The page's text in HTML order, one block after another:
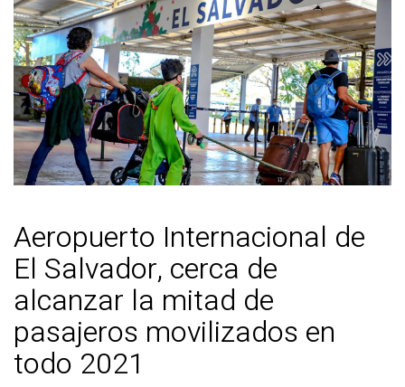
Aeropuerto Internacional de
El Salvador, cerca de
alcanzar la mitad de
pasajeros movilizados en
todo 2021